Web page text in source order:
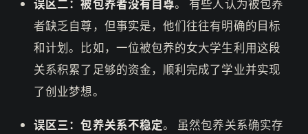
误区二：被包养者没有自尊。 有些人认为被包养
者缺乏自尊，但事实是，他们往往有明确的目标
和计划。比如，一位被包养的女大学生利用这段
关系积累了足够的资金，顺利完成了学业并实现
了创业梦想。
误区三：包养关系不稳定。 虽然包养关系确实存